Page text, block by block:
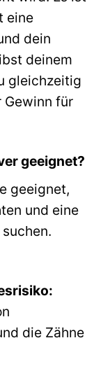
eine
dein
deinem
gleichzeitig
Gewinn für
geeignet?
geeignet,
und eine
die Zähne